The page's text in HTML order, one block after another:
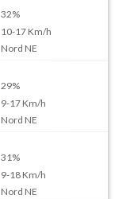
32%
10-17Km/h
Nord NE
29%
9-17Km/h
Nord NE
31%
9-18Km/h
Nord NE